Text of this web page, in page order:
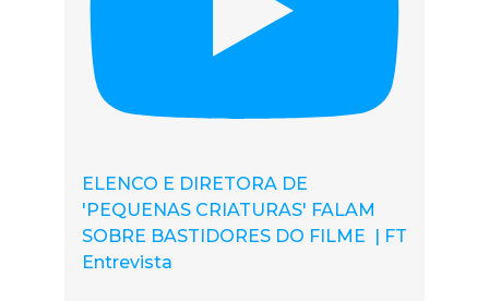
ELENCO E DIRETORA DE
'PEQUENAS CRIATURAS' FALAM
SOBRE BASTIDORES DO FILME | FT
Entrevista